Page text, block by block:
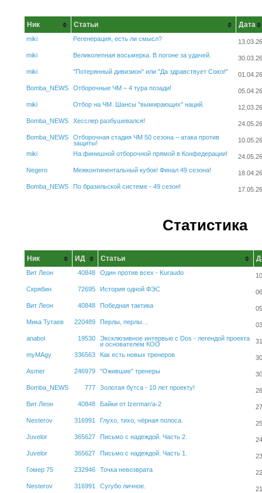
Ник Статьи Дата
miki Регенерация, есть ли смысл?
13.03.26
miki
Великолепная восьмерка. В погоне за удачей.
30.03.26
miki
"Потерянный дивизион" или "Да здравствует Союз!"
01.04.26
Bomba_NEWS
Отборочные ЧМ – 4 тура позади!
05.04.26
miki
Отбор на ЧМ. Шансы "вымирающих" наций.
12.03.26
Bomba_NEWS
Хесслер разбушевался!
24.05.26
Bomba_NEWS
Отборочная стадия ЧМ 50 сезона – атака против
защиты!
10.05.26
miki
На финишной отборочной прямой в Конфедерации!
24.05.26
Negero
Межконтинентальный кубок! Финал 49 сезона!
18.04.26
Bomba_NEWS
По бразильской системе - 49 сезон! 17.05.26
Статистика
Ник ИД Статьи
Вит Леон 40848 Один против всех - Kuraudo
Скрябин
72695 История одной ФЭС
Вит Леон
40848 Победная тактика
Мика Тутаев
220489 Перлы, перлы…
anabol
19530
Эксклюзивное интервью с Dos - легендой проекта
и основателем КОО
myMAgy
336563 Как есть новых тренеров
Asmer
246979 "Ожившие" тренеры
Bomba_NEWS
777 Золотая бутса - 10 лет проекту!
Вит Леон
40848 Байки от Izerman’а-2
Nesterov
316991 Глухо, тихо, чёрная полоса.
Juvelor
365627 Письмо с надеждой. Часть 2.
Juvelor
365627 Письмо с надеждой. Часть 1.
Гомер 75
232946 Точка невозврата
Nesterov
316991 Сугубо личное.